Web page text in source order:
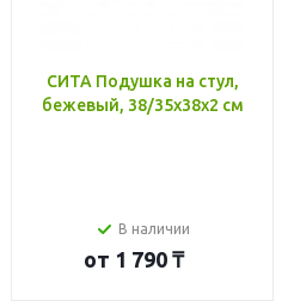
СИТА Подушка на стул,
бежевый, 38/35x38x2 см
В наличии
от 1 790 ₸